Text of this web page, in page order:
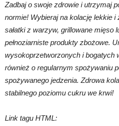
Zadbaj o swoje zdrowie i utrzymaj
normie! Wybieraj na kolację lekkie i
sałatki z warzyw, grillowane mięso
pełnoziarniste produkty zbożowe.
wysokoprzetworzonych i bogatych
również o regularnym spożywaniu
spożywanego jedzenia. Zdrowa
stabilnego poziomu cukru we krwi!
Link tagu HTML: